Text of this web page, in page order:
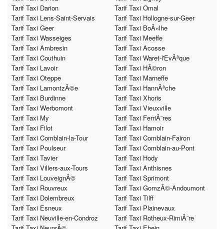
Tarif Taxi Darion
Tarif Taxi Omal
Tarif Taxi Lens-Saint-Servais
Tarif Taxi Hollogne-sur-Geer
Tarif Taxi Geer
Tarif Taxi BoÃ«lhe
Tarif Taxi Wasseiges
Tarif Taxi Meeffe
Tarif Taxi Ambresin
Tarif Taxi Acosse
Tarif Taxi Couthuin
Tarif Taxi Waret-l'EvÃªque
Tarif Taxi Lavoir
Tarif Taxi HÃ©ron
Tarif Taxi Oteppe
Tarif Taxi Marneffe
Tarif Taxi LamontzÃ©e
Tarif Taxi HannÃªche
Tarif Taxi Burdinne
Tarif Taxi Xhoris
Tarif Taxi Werbomont
Tarif Taxi Vieuxville
Tarif Taxi My
Tarif Taxi FerriÃ¨res
Tarif Taxi Filot
Tarif Taxi Hamoir
Tarif Taxi Comblain-la-Tour
Tarif Taxi Comblain-Fairon
Tarif Taxi Poulseur
Tarif Taxi Comblain-au-Pont
Tarif Taxi Tavier
Tarif Taxi Hody
Tarif Taxi Villers-aux-Tours
Tarif Taxi Anthisnes
Tarif Taxi LouveignÃ©
Tarif Taxi Sprimont
Tarif Taxi Rouvreux
Tarif Taxi GomzÃ©-Andoumont
Tarif Taxi Dolembreux
Tarif Taxi Tilff
Tarif Taxi Esneux
Tarif Taxi Plainevaux
Tarif Taxi Neuville-en-Condroz
Tarif Taxi Rotheux-RimiÃ¨re